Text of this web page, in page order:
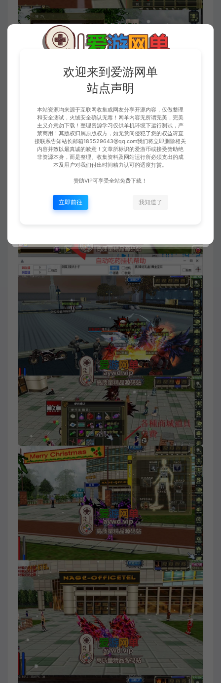
欢迎来到爱游网单
站点声明
本站资源均来源于互联网收集或网友分享开源内容，仅做整理
和安全测试，火绒安全确认无毒！网单内容无所谓完美，完美
主义介意勿下载！整理资源学习仅供单机环境下运行测试，严
禁商用！其版权归属原版权方，如无意间侵犯了您的权益请直
接联系告知站长邮箱185529643@qq.com我们将立即删除相关
内容并致以最真诚的歉意！文章所标识的爱游币或接受赞助绝
非资源本身，而是整理、收集资料及网站运行所必须支出的成
本及用户对我们付出时间精力认可的适度打赏。
赞助VIP可享受全站免费下载！
立即前往 我知道了